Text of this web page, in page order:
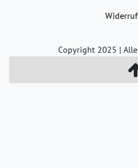
Copyright 2025 |